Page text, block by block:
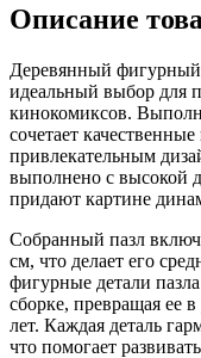
Описание
Деревянный
идеальный выбор для
кинокомиксов.
сочетает
привлекательным
выполнено с высокой
придают картине
Собранный пазл
см, что делает его
фигурные детали
сборке, превращая ее в
лет. Каждая деталь
что помогает